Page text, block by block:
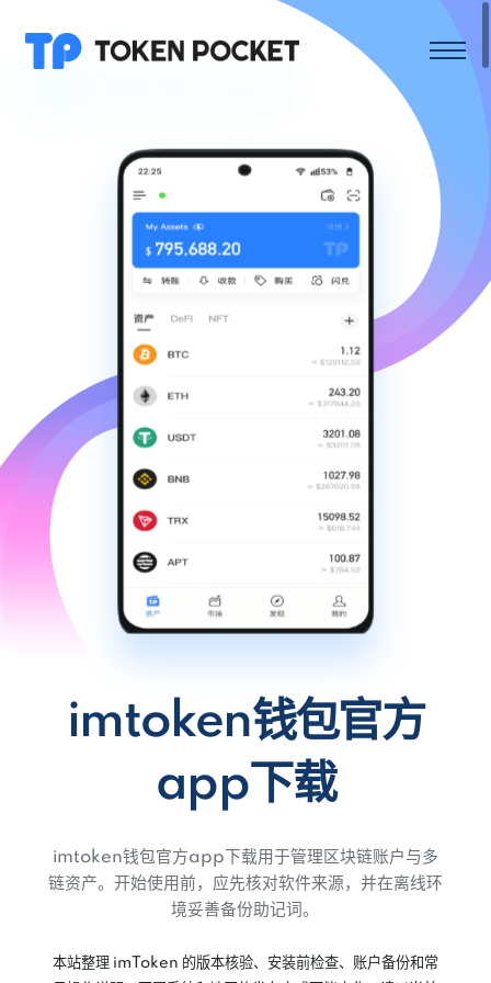
imtoken钱包官方
app下载
imtoken钱包官方app下载用于管理区块链账户与多
链资产。开始使用前，应先核对软件来源，并在离线环
境妥善备份助记词。
本站整理 imToken 的版本核验、安装前检查、账户备份和常